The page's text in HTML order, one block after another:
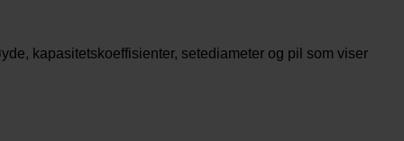
kapasitetskoeffisienter, setediameter og pil som viser